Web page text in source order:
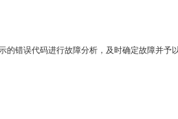
错误代码进行故障分析，及时确定故障并予